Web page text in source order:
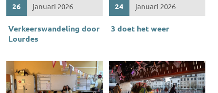
26 januari 2026
Verkeerswandeling door
Lourdes
24 januari 2026
3 doet het weer